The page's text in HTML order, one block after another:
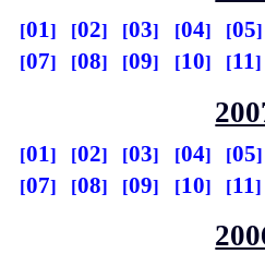
01 02 03 04 05
07
08 09 10 11
01 02 03 04 05
07
08 09 10 11